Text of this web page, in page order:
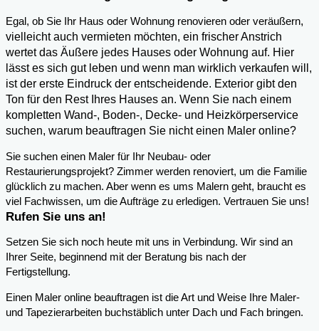
Egal, ob Sie Ihr Haus oder Wohnung renovieren oder veräußern,
vielleicht auch vermieten möchten, ein frischer Anstrich
wertet das Äußere jedes Hauses oder Wohnung auf. Hier
lässt es sich gut leben und wenn man wirklich verkaufen will,
ist der erste Eindruck der entscheidende. Exterior gibt den
Ton für den Rest Ihres Hauses an. Wenn Sie nach einem
kompletten Wand-, Boden-, Decke- und Heizkörperservice
suchen, warum beauftragen Sie nicht einen Maler online?
Sie suchen einen Maler für Ihr Neubau- oder
Restaurierungsprojekt? Zimmer werden renoviert, um die Familie
glücklich zu machen. Aber wenn es ums Malern geht, braucht es
viel Fachwissen, um die Aufträge zu erledigen. Vertrauen Sie uns!
Rufen Sie uns an!
Setzen Sie sich noch heute mit uns in Verbindung. Wir sind an
Ihrer Seite, beginnend mit der Beratung bis nach der
Fertigstellung.
Einen Maler online beauftragen ist die Art und Weise Ihre Maler-
und Tapezierarbeiten buchstäblich unter Dach und Fach bringen.